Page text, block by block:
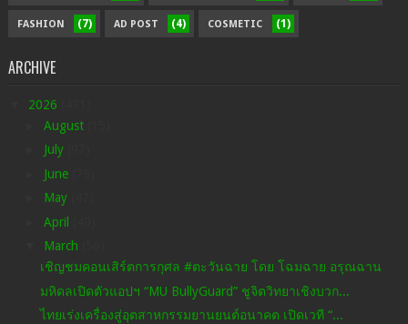
FASHION (7) AD POST (4) COSMETIC (1)
ARCHIVE
2026
August
July
June
May
April
March
เชิญชมคอนเสิร์ตการกุศล #ตะวันฉาย โดย โฉมฉาย อรุณฉาน
มหิดลเปิดตัวแอปฯ “MU BullyGuard” ชูจิตวิทยาเชิงบวก...
ไทยเร่งเครื่องสู่อุตสาหกรรมยานยนต์อนาคต เปิดเวที “...